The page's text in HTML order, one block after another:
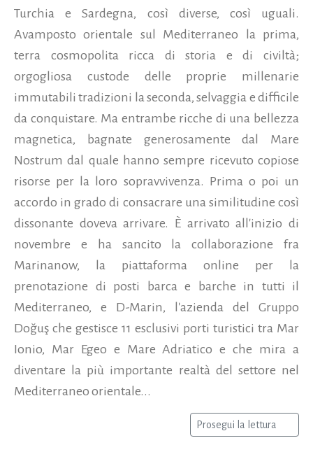
Turchia e Sardegna, così diverse, così uguali.
Avamposto orientale sul Mediterraneo la prima,
terra cosmopolita ricca di storia e di civiltà;
orgogliosa custode delle proprie millenarie
immutabili tradizioni la seconda, selvaggia e difficile
da conquistare. Ma entrambe ricche di una bellezza
magnetica, bagnate generosamente dal Mare
Nostrum dal quale hanno sempre ricevuto copiose
risorse per la loro sopravvivenza. Prima o poi un
accordo in grado di consacrare una similitudine così
dissonante doveva arrivare. È arrivato all'inizio di
novembre e ha sancito la collaborazione fra
Marinanow, la piattaforma online per la
prenotazione di posti barca e barche in tutti il
Mediterraneo, e D-Marin, l'azienda del Gruppo
Doğuş che gestisce 11 esclusivi porti turistici tra Mar
Ionio, Mar Egeo e Mare Adriatico e che mira a
diventare la più importante realtà del settore nel
Mediterraneo orientale...
Prosegui la lettura